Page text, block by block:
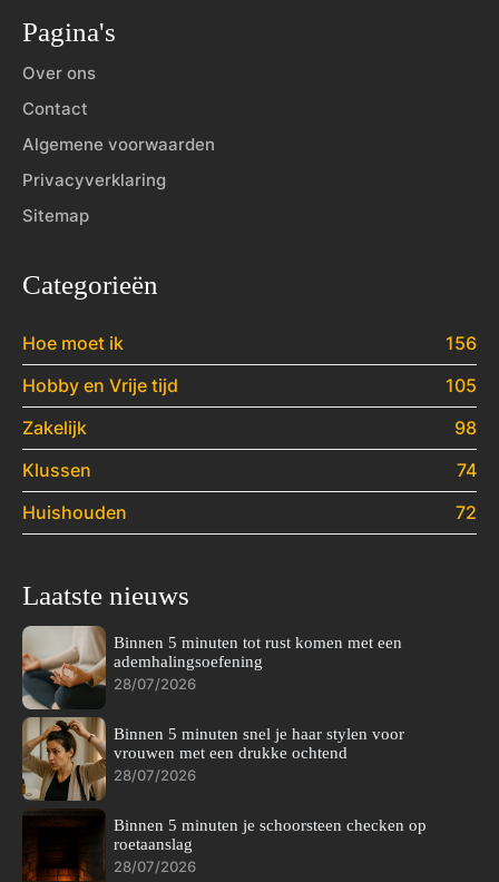
Pagina's
Over ons
Contact
Algemene voorwaarden
Privacyverklaring
Sitemap
Categorieën
Hoe moet ik
156
Hobby en Vrije tijd
105
Zakelijk
98
Klussen
74
Huishouden
72
Laatste nieuws
Binnen 5 minuten tot rust komen met een
ademhalingsoefening
28/07/2026
Binnen 5 minuten snel je haar stylen voor
vrouwen met een drukke ochtend
28/07/2026
Binnen 5 minuten je schoorsteen checken op
roetaanslag
28/07/2026